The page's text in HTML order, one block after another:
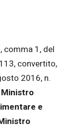
comma 1, del
convertito,
2016, n.
e